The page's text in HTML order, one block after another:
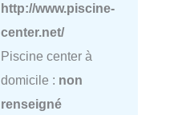
http://www.piscine-
center.net/
Piscine center à
domicile : non
renseigné